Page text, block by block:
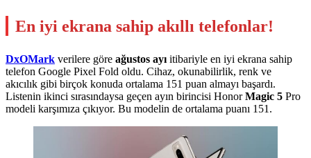
En iyi ekrana sahip akıllı telefonlar!
DxOMark verilere göre ağustos ayı itibariyle en iyi ekrana sahip
telefon Google Pixel Fold oldu. Cihaz, okunabilirlik, renk ve
akıcılık gibi birçok konuda ortalama 151 puan almayı başardı.
Listenin ikinci sırasındaysa geçen ayın birincisi HonorMagic 5 Pro
modeli karşımıza çıkıyor. Bu modelin de ortalama puanı 151.